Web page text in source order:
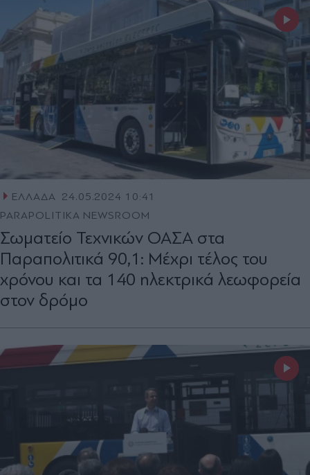
ΕΛΛΑΔΑ 24.05.2024 10:41
PARAPOLITIKA NEWSROOM
Σωματείο Τεχνικών ΟΑΣΑ στα
Παραπολιτικά 90,1: Μέχρι τέλος του
χρόνου και τα 140 ηλεκτρικά λεωφορεία
στον δρόμο